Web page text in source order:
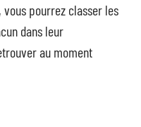
pourrez classer les
dans leur
au moment